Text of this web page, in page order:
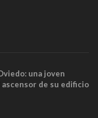
una joven
de su edificio
minutos